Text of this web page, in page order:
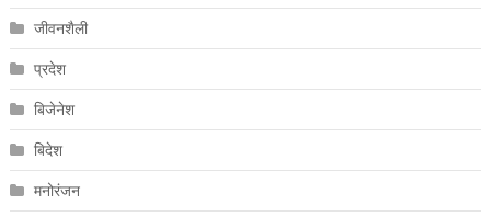
जीवनशैली
प्रदेश
बिजेनेश
बिदेश
मनोरंजन